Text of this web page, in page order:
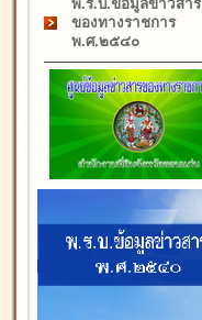
พ.ร.บ.ข้อมูลข่าวสาร
ของทางราชการ
พ.ศ.๒๕๔๐